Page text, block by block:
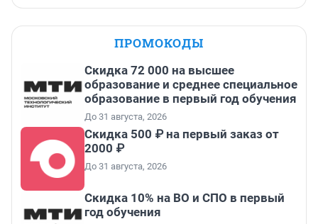
ПРОМОКОДЫ
Скидка 72 000 на высшее
образование и среднее специальное
образование в первый год обучения
До 31 августа, 2026
Скидка 500 ₽ на первый заказ от
2000 ₽
До 31 августа, 2026
Скидка 10% на ВО и СПО в первый
год обучения